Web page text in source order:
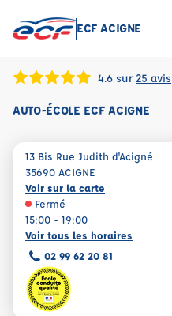
ECF ACIGNE
4.6 sur 25 avis
AUTO-ÉCOLE ECF ACIGNE
13 Bis Rue Judith d'Acigné
35690 ACIGNE
Voir sur la carte
Fermé
15:00 - 19:00
Voir tous les horaires
02 99 62 20 81